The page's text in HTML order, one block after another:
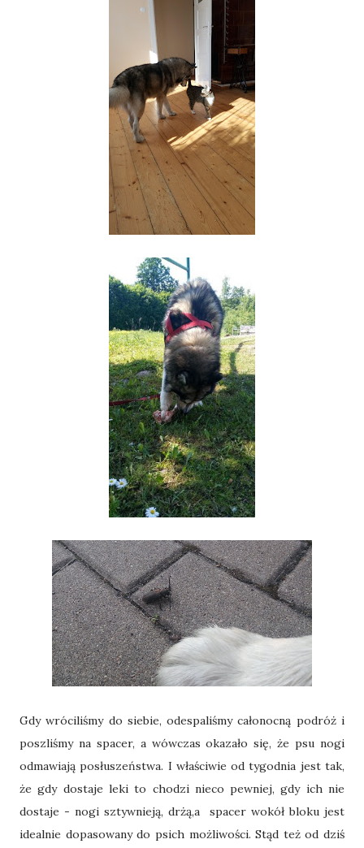
Gdy wróciliśmy do siebie, odespaliśmy całonocną podróż i
poszliśmy na spacer, a wówczas okazało się, że psu nogi
odmawiają posłuszeństwa. I właściwie od tygodnia jest tak,
że gdy dostaje leki to chodzi nieco pewniej, gdy ich nie
dostaje - nogi sztywnieją, drżą,a spacer wokół bloku jest
idealnie dopasowany do psich możliwości. Stąd też od dziś